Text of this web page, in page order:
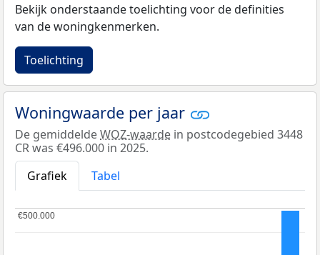
Bekijk onderstaande toelichting voor de definities
van de woningkenmerken.
Toelichting
Woningwaarde per jaar
De gemiddeldeWOZ-waarde in postcodegebied 3448
CR was €496.000 in 2025.
Grafiek
Tabel
€500.000
€500.000